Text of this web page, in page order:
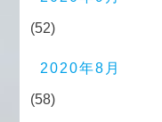
(52)
2020年8月
(58)